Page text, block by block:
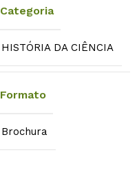
Categoria
HISTÓRIA DA CIÊNCIA
Formato
Brochura